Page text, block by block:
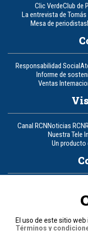
Clic VerdeClub de
La entrevista de
Mesa de periodistas
Responsabilidad Social
Informe de
Ventas
Canal RCNNoticias RCN
Nuestra Tele
Un producto
El uso de este sitio
Términos y